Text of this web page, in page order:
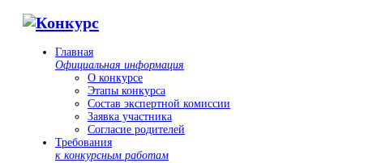
Главная
Официальная информация
О конкурсе
Этапы конкурса
Состав экспертной комиссии
Заявка участника
Согласие родителей
Требования
к конкурсным работам